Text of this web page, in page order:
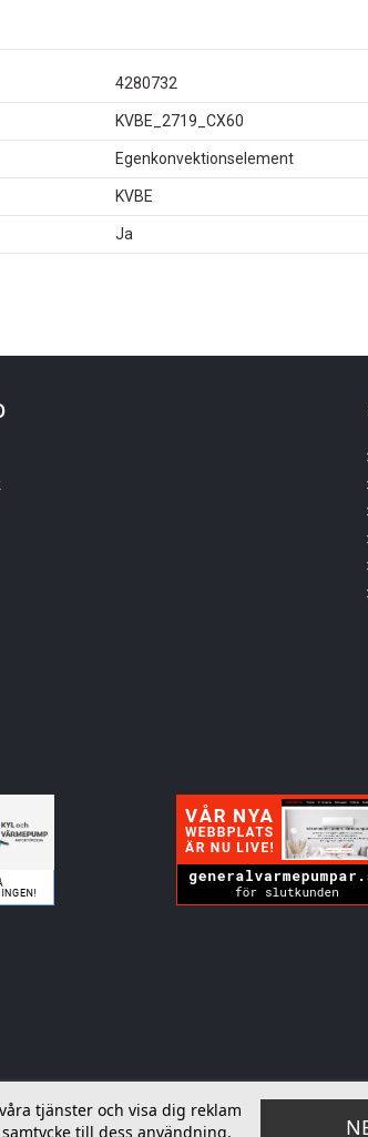
4280732
KVBE_2719_CX60
Egenkonvektionselement
KVBE
Ja
tjänster och visa dig reklam
till dess användning,